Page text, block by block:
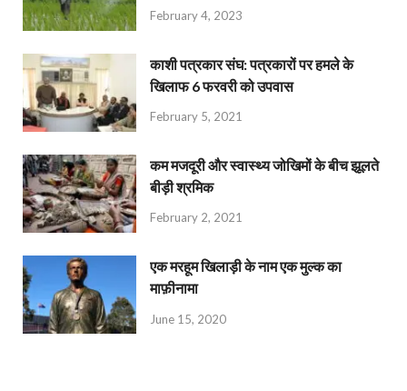
February 4, 2023
काशी पत्रकार संघ: पत्रकारों पर हमले के
खिलाफ 6 फरवरी को उपवास
February 5, 2021
कम मजदूरी और स्वास्थ्य जोखिमों के बीच झूलते
बीड़ी श्रमिक
February 2, 2021
एक मरहूम खिलाड़ी के नाम एक मुल्क का
माफ़ीनामा
June 15, 2020